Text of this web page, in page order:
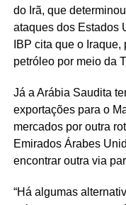
do Irã, que
ataques dos Estados
IBP cita que o
petróleo por meio da
Já a Arábia Saudita
exportações para o
mercados por outra
Emirados Árabes
encontrar outra via
“Há algumas